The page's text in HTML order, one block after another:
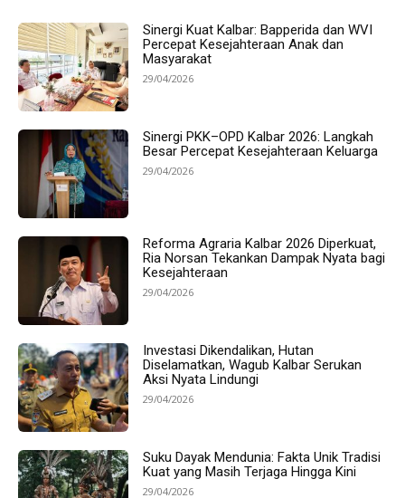
Sinergi Kuat Kalbar: Bapperida dan WVI
Percepat Kesejahteraan Anak dan
Masyarakat
29/04/2026
Sinergi PKK–OPD Kalbar 2026: Langkah
Besar Percepat Kesejahteraan Keluarga
29/04/2026
Reforma Agraria Kalbar 2026 Diperkuat,
Ria Norsan Tekankan Dampak Nyata bagi
Kesejahteraan
29/04/2026
Investasi Dikendalikan, Hutan
Diselamatkan, Wagub Kalbar Serukan
Aksi Nyata Lindungi
29/04/2026
Suku Dayak Mendunia: Fakta Unik Tradisi
Kuat yang Masih Terjaga Hingga Kini
29/04/2026